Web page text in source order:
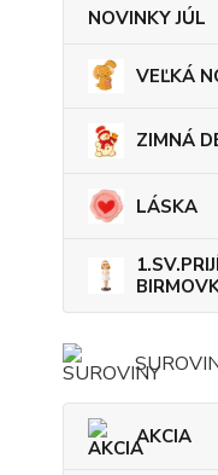
NOVINKY JÚL
VEĽKÁ
ZIMNÁ
LÁSKA
AKCIA